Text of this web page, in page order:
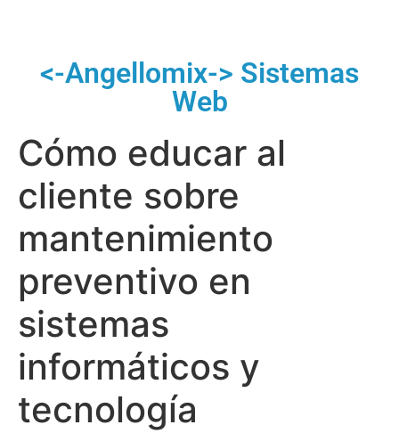
<-Angellomix-> Sistemas
Web
Cómo educar al
cliente sobre
mantenimiento
preventivo en
sistemas
informáticos y
tecnología